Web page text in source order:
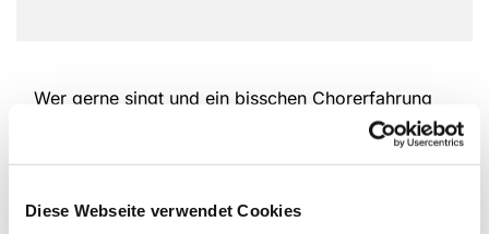
Diese Webseite verwendet Cookies
Wer gerne singt und ein bisschen Chorerfahrung
hat, ist herzlich willkommen, bei der Kantorei
reinzuschauen und mitzumachen. Das Repertoire
Komponisten wie Bach, Mendelssohn, Schütz,